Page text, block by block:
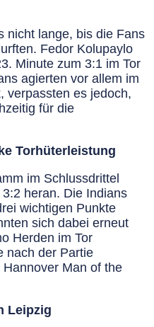
nicht lange, bis die Fans
Fedor Kolupaylo
Minute zum 3:1 im Tor
agierten vor allem im
verpassten es jedoch,
für die
Torhüterleistung
im Schlussdrittel
heran. Die Indians
wichtigen Punkte
sich dabei erneut
Herden im Tor
nach der Partie
Man of the
Leipzig